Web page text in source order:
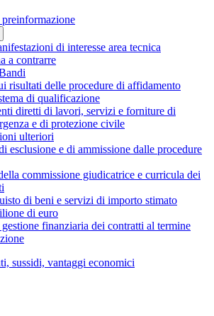
di interesse area tecnica
a contrarre
risultati delle procedure di affidamento
di qualificazione
diretti di lavori, servizi e forniture di
e di protezione civile
ulteriori
esclusione e di ammissione dalle procedure
commissione giudicatrice e curricula dei
di beni e servizi di importo stimato
di euro
finanziaria dei contratti al termine
sussidi, vantaggi economici